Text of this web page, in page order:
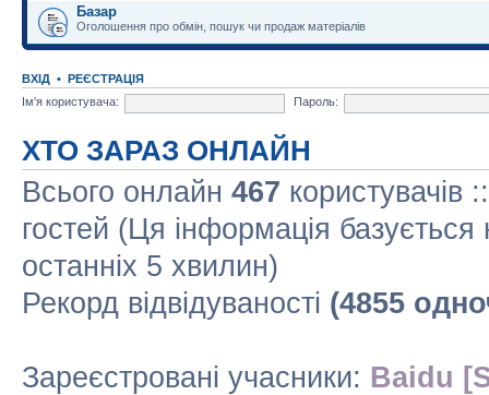
Базар
Оголошення про обмін, пошук чи продаж матеріалів
ВХІД • РЕЄСТРАЦІЯ
Ім'я користувача:
Пароль:
ХТО ЗАРАЗ ОНЛАЙН
Всього онлайн 467 користувачів
гостей (Ця інформація базується
останніх 5 хвилин)
Рекорд відвідуваності (4855
Зареєстровані учасники: Baidu